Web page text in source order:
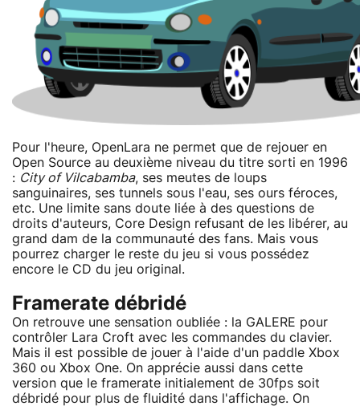
Pour l'heure, OpenLara ne permet que de rejouer en
Open Source au deuxième niveau du titre sorti en 1996
: City of Vilcabamba, ses meutes de loups
sanguinaires, ses tunnels sous l'eau, ses ours féroces,
etc. Une limite sans doute liée à des questions de
droits d'auteurs, Core Design refusant de les libérer, au
grand dam de la communauté des fans. Mais vous
pourrez charger le reste du jeu si vous possédez
encore le CD du jeu original.
Framerate débridé
On retrouve une sensation oubliée : la GALERE pour
contrôler Lara Croft avec les commandes du clavier.
Mais il est possible de jouer à l'aide d'un paddle Xbox
360 ou Xbox One. On apprécie aussi dans cette
version que le framerate initialement de 30fps soit
débridé pour plus de fluidité dans l'affichage. On